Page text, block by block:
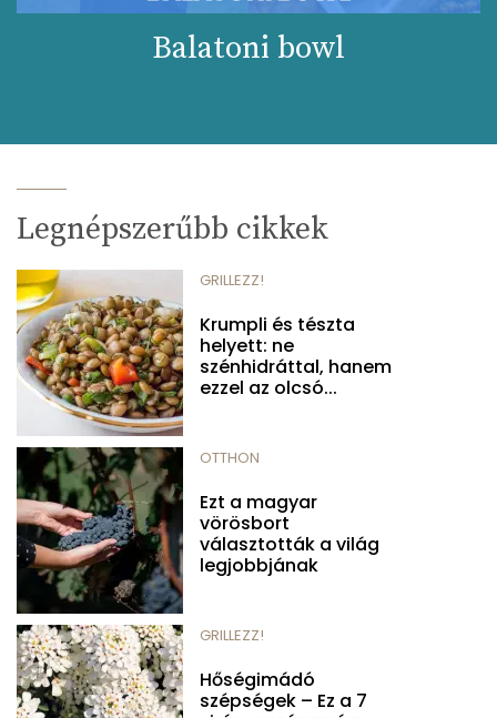
Balatoni bowl
Legnépszerűbb cikkek
GRILLEZZ!
Krumpli és tészta
helyett: ne
szénhidráttal, hanem
ezzel az olcsó...
OTTHON
Ezt a magyar
vörösbort
választották a világ
legjobbjának
GRILLEZZ!
Hőségimádó
szépségek – Ez a 7